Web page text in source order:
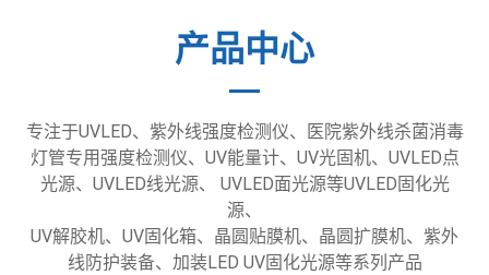
产品中心
专注于UVLED、紫外线强度检测仪、医院紫外线杀菌消毒
灯管专用强度检测仪、UV能量计、UV光固机、UVLED点
光源、UVLED线光源、 UVLED面光源等UVLED固化光
源、
UV解胶机、UV固化箱、晶圆贴膜机、晶圆扩膜机、紫外
线防护装备、加装LED UV固化光源等系列产品